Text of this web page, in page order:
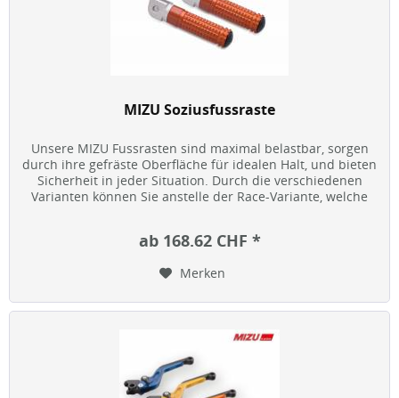
MIZU Soziusfussraste
Unsere MIZU Fussrasten sind maximal belastbar, sorgen
durch ihre gefräste Oberfläche für idealen Halt, und bieten
Sicherheit in jeder Situation. Durch die verschiedenen
Varianten können Sie anstelle der Race-Variante, welche
ab 168.62 CHF *
Merken